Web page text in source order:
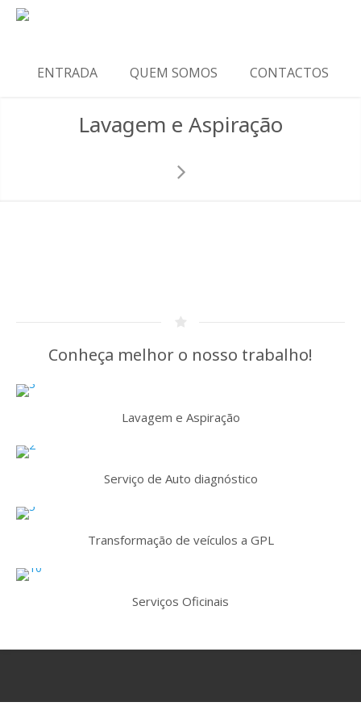
ENTRADA QUEM SOMOS CONTACTOS
Lavagem e Aspiração
Conheça melhor o nosso trabalho!
Lavagem e Aspiração
Serviço de Auto diagnóstico
Transformação de veículos a GPL
Serviços Oficinais